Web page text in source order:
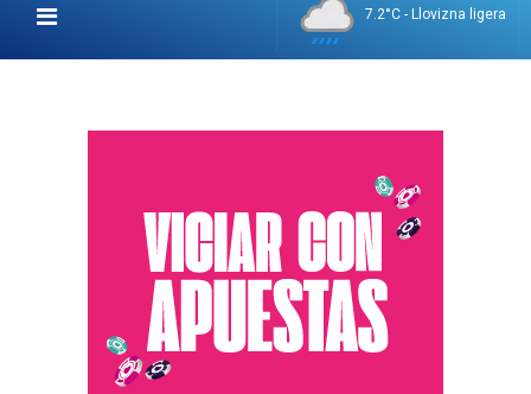
7.2°C - Llovizna ligera